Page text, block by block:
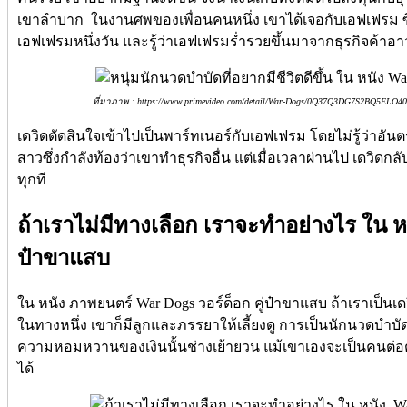
เขาลำบาก ในงานศพของเพื่อนคนหนึ่ง เขาได้เจอกับเอฟเฟรม
เอฟเฟรมหนึ่งวัน และรู้ว่าเอฟเฟรมร่ำรวยขึ้นมาจากธุรกิจค้าอ
ที่มาภาพ : https://www.primevideo.com/detail/War-Dogs/
เดวิดตัดสินใจเข้าไปเป็นพาร์ทเนอร์กับเอฟเฟรม โดยไม่รู้ว่าอั
สาวซึ่งกำลังท้องว่าเขาทำธุรกิจอื่น แต่เมื่อเวลาผ่านไป เดวิดก
ทุกที
ถ้าเราไม่มีทางเลือก เราจะทำอย่างไร ใน
ป๋าขาแสบ
ใน หนัง ภาพยนตร์ War Dogs วอร์ด็อก คู่ป๋าขาแสบ ถ้าเราเป็นเ
ในทางหนึ่ง เขาก็มีลูกและภรรยาให้เลี้ยงดู การเป็นนักนวดบำ
ความหอมหวานของเงินนั้นช่างเย้ายวน แม้เขาเองจะเป็นคนต่
ได้